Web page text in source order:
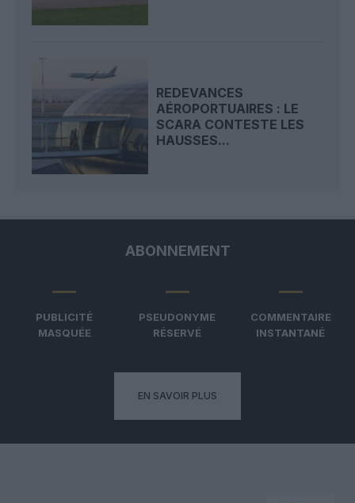
REDEVANCES
AÉROPORTUAIRES : LE
SCARA CONTESTE LES
HAUSSES...
ABONNEMENT
PUBLICITÉ
MASQUÉE
PSEUDONYME
RÉSERVÉ
COMMENTAIRE
INSTANTANÉ
EN SAVOIR PLUS